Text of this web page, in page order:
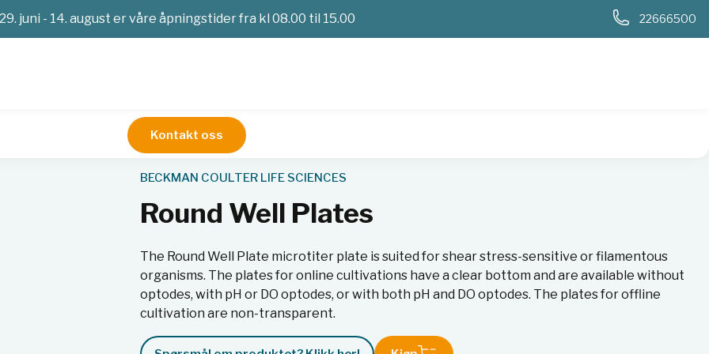
29. juni - 14. august er våre åpningstider fra kl 08.00 til 15.00 22666500
Kontakt oss
Round Well Plates
BECKMAN COULTER LIFE SCIENCES
Round Well Plates
The Round Well Plate microtiter plate is suited for shear stress-sensitive or filamentous
organisms. The plates for online cultivations have a clear bottom and are available without
optodes, with pH or DO optodes, or with both pH and DO optodes. The plates for offline
cultivation are non-transparent.